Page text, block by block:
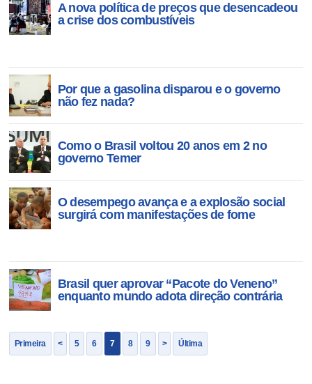
A nova política de preços que desencadeou
a crise dos combustíveis
Por que a gasolina disparou e o governo
não fez nada?
Como o Brasil voltou 20 anos em 2 no
governo Temer
O desempego avança e a explosão social
surgirá com manifestações de fome
Brasil quer aprovar “Pacote do Veneno”
enquanto mundo adota direção contrária
Primeira < 5 6 7 8 9 > Última